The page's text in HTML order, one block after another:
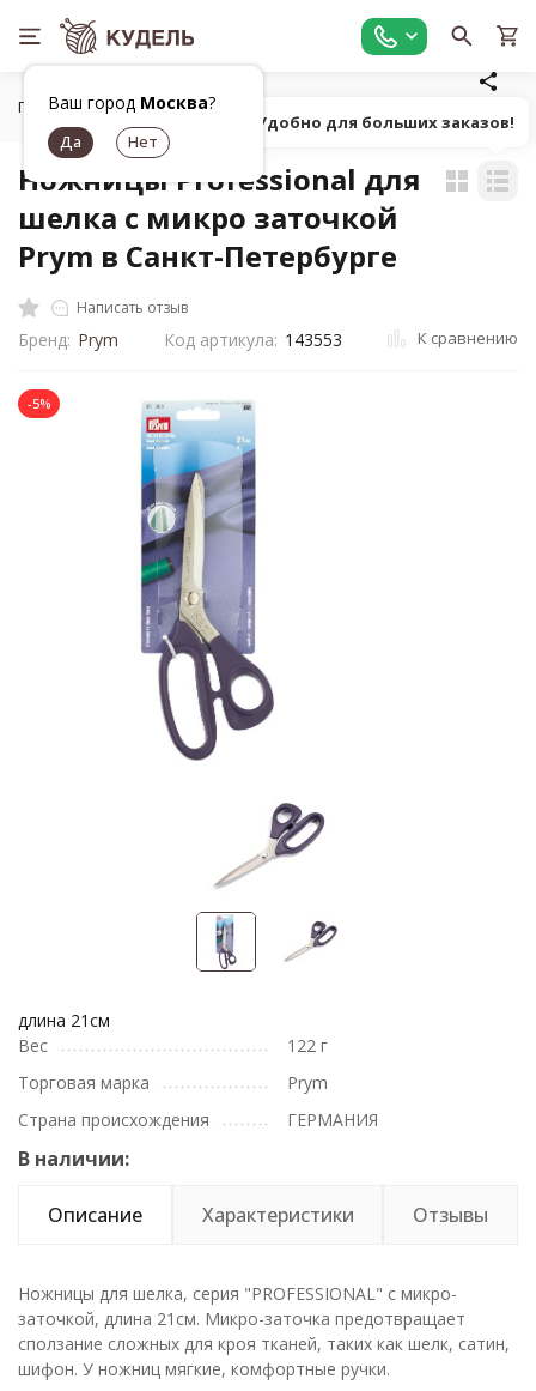
Ваш город Москва?
Главная Универсальные товары для рукоделия
Ножницы Professional для
шелка с микро заточкой
Prym в Санкт-Петербурге
Написать отзыв
Бренд: Prym Код артикула: 143553 К сравнению
-5%
длина 21см
Вес
122 г
Торговая марка
Prym
Страна происхождения
ГЕРМАНИЯ
В наличии:
Описание Характеристики Отзывы
Ножницы для шелка, серия "PROFESSIONAL" с микро-
заточкой, длина 21см. Микро-заточка предотвращает
сползание сложных для кроя тканей, таких как шелк, сатин,
шифон. У ножниц мягкие, комфортные ручки.
Попробуй! Удобно для больших заказов!